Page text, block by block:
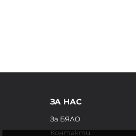
ЗА НАС
За БЯЛО
Контакти